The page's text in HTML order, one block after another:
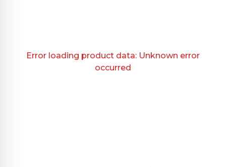
Error loading product data: Unknown error
occurred